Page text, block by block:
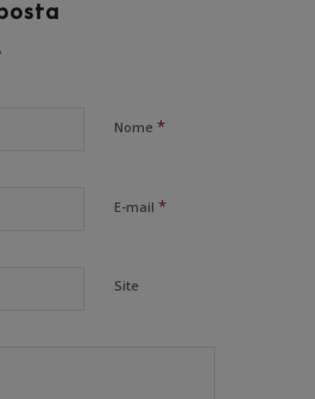
Nome *
E-mail *
Site